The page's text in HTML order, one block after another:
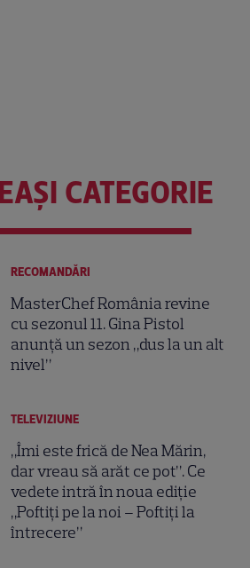
CATEGORIE
RECOMANDĂRI
MasterChef România revine
cu sezonul 11. Gina Pistol
anunță un sezon „dus la un alt
nivel”
TELEVIZIUNE
„Îmi este frică de Nea Mărin,
dar vreau să arăt ce pot”. Ce
vedete intră în noua ediție
„Poftiți pe la noi – Poftiți la
întrecere”